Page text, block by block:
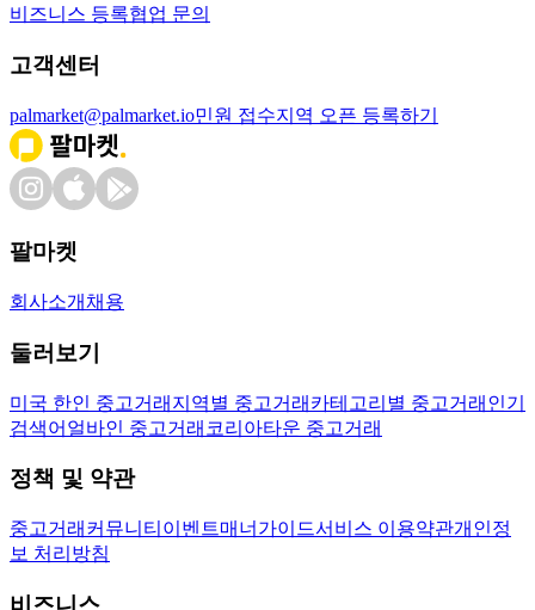
비즈니스 등록협업 문의
고객센터
palmarket@palmarket.io민원 접수지역 오픈 등록하기
팔마켓
회사소개 채용
둘러보기
미국 한인 중고거래 지역별 중고거래 카테고리별 중고거래 인기
검색어 얼바인 중고거래 코리아타운 중고거래
정책 및 약관
중고거래 커뮤니티 이벤트매너가이드서비스 이용약관개인정
보 처리방침
비즈니스